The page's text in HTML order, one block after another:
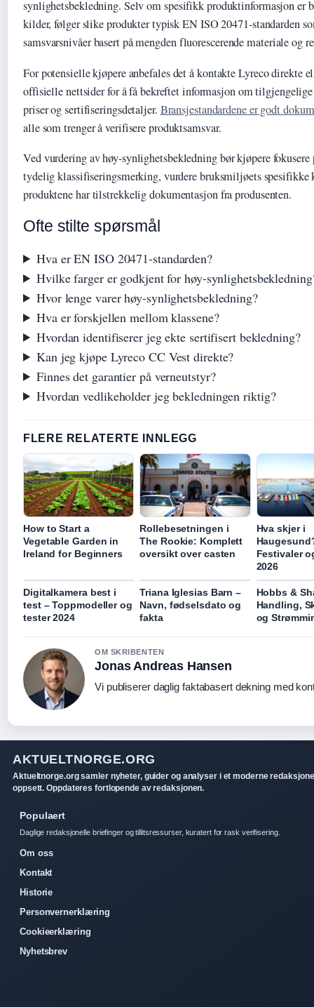
synlighetsbekledning. Selv om spesifikk produktinformasjon er
kilder, følger slike produkter typisk EN ISO 20471-standarden
samsvarsnivåer basert på mengden fluorescerende materiale og
For potensielle kjøpere anbefales det å kontakte Lyreco direkte
offisielle nettsider for å få bekreftet informasjon om
priser og sertifiseringsdetaljer. Bransjestandardene er godt
alle som trenger å verifisere produktsamsvar.
Ved vurdering av høy-synlighetsbekledning bør kjøpere fokusere
tydelig klassifiseringsmerking, vurdere bruksmiljøets spesifikke
produktene har tilstrekkelig dokumentasjon fra produsenten.
Ofte stilte spørsmål
Hva er EN ISO 20471-standarden?
Hvilke farger er godkjent for høy-
Hvor lenge varer høy-synlighetsbekledning?
Hva er forskjellen mellom klassene?
Hvordan identifiserer jeg ekte sertifisert bekledning?
Kan jeg kjøpe Lyreco CC Vest direkte?
Finnes det garantier på verneutstyr?
Hvordan vedlikeholder jeg bekledningen riktig?
FLERE RELATERTE INNLEGG
How to Start a
Vegetable Garden in
Ireland for Beginners
Rollebesetningen i
The Rookie: Komplett
oversikt over casten
Hva skjer i
Festivaler
2026
Digitalkamera best i
test – Toppmodeller og
tester 2024
Triana Iglesias Barn –
Navn, fødselsdato og
fakta
Hobbs &
Handling,
og
OM SKRIBENTEN
Jonas Andreas Hansen
Vi publiserer daglig faktabasert dekning med
AKTUELTNORGE.ORG
Aktueltnorge.org samler nyheter, guider og analyser i et moderne
oppsett. Oppdateres fortlopende av redaksjonen.
Populaert
Daglige redaksjonelle briefinger og tillitsressurser, kuratert for rask verifisering.
Om oss
Kontakt
Historie
Personvernerklæring
Cookieerklæring
Nyhetsbrev